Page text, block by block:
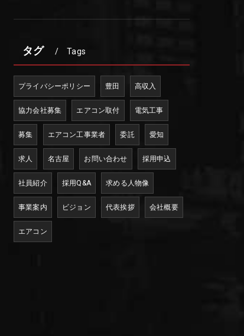
タグ Tags
プライバシーポリシー 豊田 高収入
協力会社募集 エアコン取付 電気工事
募集 エアコン工事業者 委託 愛知
求人 名古屋 お問い合わせ 採用申込
社員紹介 採用Q&A 求める人物像
事業案内 ビジョン 代表挨拶 会社概要
エアコン